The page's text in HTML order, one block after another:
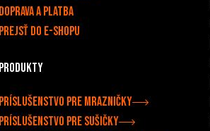
Doprava a platba
Prejsť do e-shopu
Produkty
Príslušenstvo pre mrazničky
Príslušenstvo pre sušičky